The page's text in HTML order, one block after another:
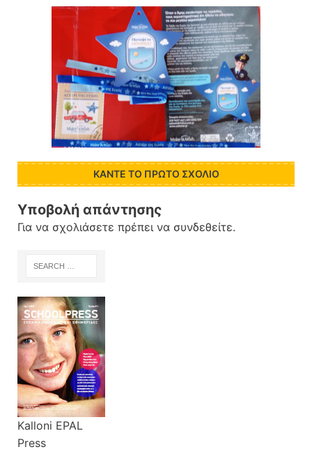
ΚΆΝΤΕ ΤΟ ΠΡΏΤΟ ΣΧΌΛΙΟ
Υποβολή απάντησης
Για να σχολιάσετε πρέπει να συνδεθείτε.
Kalloni EPAL
Press